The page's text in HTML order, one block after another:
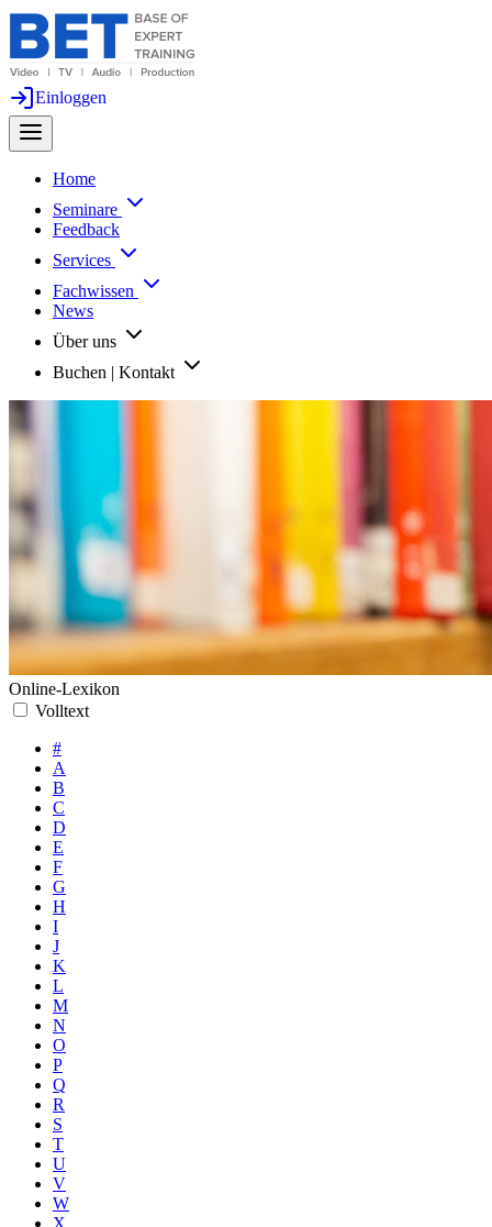
Einloggen
Home
Seminare
Feedback
Services
Fachwissen
News
Über uns
Buchen | Kontakt
Online-Lexikon
Volltext
#
A
B
C
D
E
F
G
H
I
J
K
L
M
N
O
P
Q
R
S
T
U
V
W
X